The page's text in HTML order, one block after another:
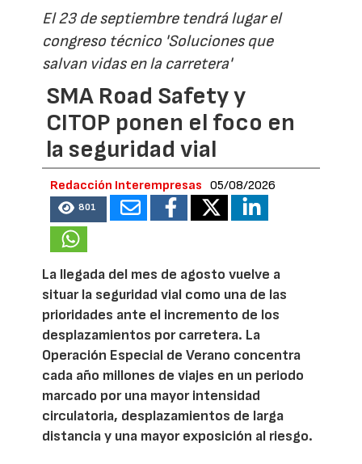
El 23 de septiembre tendrá lugar el
congreso técnico 'Soluciones que
salvan vidas en la carretera'
SMA Road Safety y
CITOP ponen el foco en
la seguridad vial
Redacción Interempresas 05/08/2026
801
La llegada del mes de agosto vuelve a
situar la seguridad vial como una de las
prioridades ante el incremento de los
desplazamientos por carretera. La
Operación Especial de Verano concentra
cada año millones de viajes en un periodo
marcado por una mayor intensidad
circulatoria, desplazamientos de larga
distancia y una mayor exposición al riesgo.